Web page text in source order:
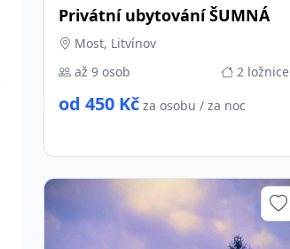
Privátní ubytování ŠUMNÁ
Most, Litvínov
až 9 osob
2 ložnice
od 450 Kč za osobu / za noc